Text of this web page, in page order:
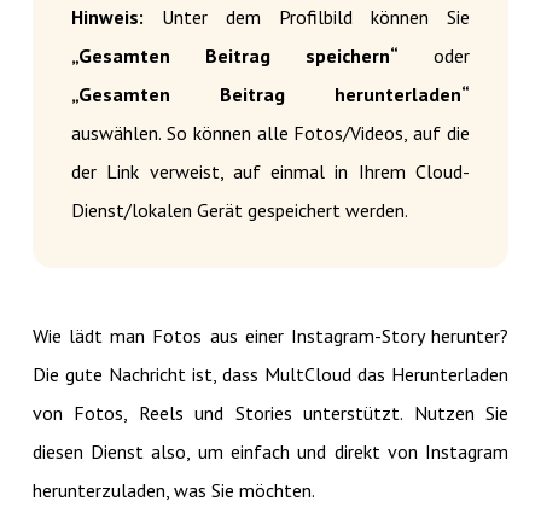
Hinweis: Unter dem Profilbild können Sie
„Gesamten Beitrag speichern“ oder
„Gesamten Beitrag herunterladen“
auswählen. So können alle Fotos/Videos, auf die
der Link verweist, auf einmal in Ihrem Cloud-
Dienst/lokalen Gerät gespeichert werden.
Wie lädt man Fotos aus einer Instagram-Story herunter?
Die gute Nachricht ist, dass MultCloud das Herunterladen
von Fotos, Reels und Stories unterstützt. Nutzen Sie
diesen Dienst also, um einfach und direkt von Instagram
herunterzuladen, was Sie möchten.